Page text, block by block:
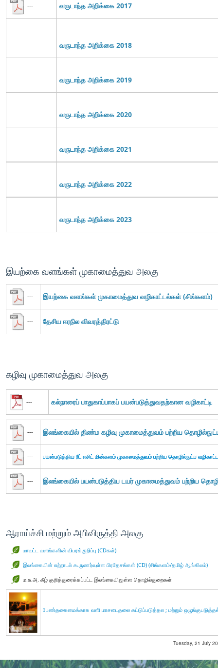
--- வருடாந்த அறிக்கை 2017
வருடாந்த அறிக்கை 2018
வருடாந்த அறிக்கை 2019
வருடாந்த அறிக்கை 2020
வருடாந்த அறிக்கை 2021
வருடாந்த அறிக்கை 2022
வருடாந்த அறிக்கை 2023
இயற்கை வளங்கள் முகாமைத்துவ அலகு
--- இயற்கை வளங்கள் முகாமைத்துவ வழிகாட்டல்கள் (சிங்களம்)
--- தேசிய ஈரநில விவரத்திரட்டு
கழிவு முகாமைத்துவ அலகு
--- கல்நாரைப் பாதுகாப்பாகப் பயன்படுத்துவதற்கான வழிகாட்டி
--- இலங்கையில் திண்ம கழிவு முகாமைத்துவம் பற்றிய
--- பயன்படுத்திய ரீட் எசிட் மின்களம் முகாமைத்துவம் பற்றிய தொழில்நுட்ப
--- இலங்கையில் பயன்படுத்திய டயர் முகாமைத்துவம் பற்றிய
ஆராய்ச்சி மற்றும் அபிவிருத்தி அலகு
மாவட்ட வளங்களின் விபரக்குறிப்பு (CDகள்)
இலங்கையின் சுற்றாடல் கூருணர்வுள்ள பிரதேசங்கள் (CD) (சிங்களம்/தமிழ் ஆங்கிலம்)
ம.சு.அ. கீழ் குறித்துரைக்கப்பட்ட இலங்கையிலுள்ள தொழில்துறைகள்
பேண்தகைமைக்காக வளி மாசடைதலை கட்டுப்படுத்தல ; மற்றும் ஒழுங்குபடுத்தல்
Tuesday, 21 July